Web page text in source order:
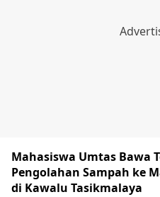
Mahasiswa Umtas Bawa
Pengolahan Sampah ke
di Kawalu Tasikmalaya